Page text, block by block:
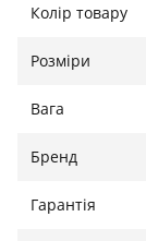
Колір товару
Розміри
Вага
Бренд
Гарантія